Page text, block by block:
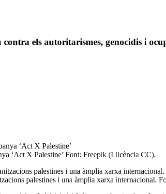
els autoritarismes, genocidis i
‘Act X Palestine’ Font: Freepik (Llicència CC).
palestines i una àmplia xarxa internacional.